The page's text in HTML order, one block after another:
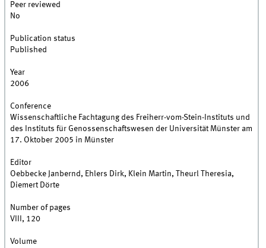
Peer reviewed
No
Publication status
Published
Year
2006
Conference
Wissenschaftliche Fachtagung des Freiherr-vom-Stein-Instituts und
des Instituts für Genossenschaftswesen der Universität Münster am
17. Oktober 2005 in Münster
Editor
Oebbecke Janbernd, Ehlers Dirk, Klein Martin, Theurl Theresia,
Diemert Dörte
Number of pages
VIII, 120
Volume